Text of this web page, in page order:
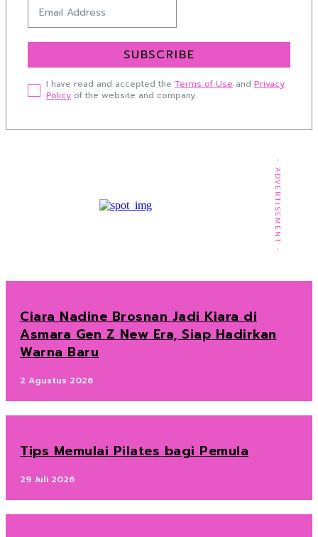
SUBSCRIBE
I have read and accepted the Terms of Use and Privacy
Policy of the website and company.
- ADVERTISEMENT -
Ciara Nadine Brosnan Jadi Kiara di
Asmara Gen Z New Era, Siap Hadirkan
Warna Baru
2 Agustus 2026
Tips Memulai Pilates bagi Pemula
29 Juli 2026